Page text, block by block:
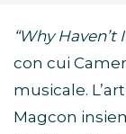
“Why Haven’t
con cui
musicale.
Magcon